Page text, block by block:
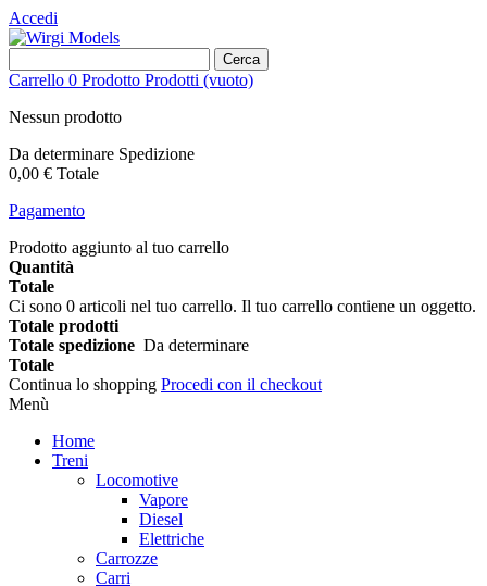
Accedi
Cerca
Carrello 0 Prodotto Prodotti (vuoto)
Nessun prodotto
Da determinare Spedizione
0,00 € Totale
Pagamento
Prodotto aggiunto al tuo carrello
Quantità
Totale
Ci sono 0 articoli nel tuo carrello. Il tuo carrello contiene un oggetto.
Totale prodotti
Totale spedizione Da determinare
Totale
Continua lo shopping Procedi con il checkout
Menù
Home
Treni
Locomotive
Vapore
Diesel
Elettriche
Carrozze
Carri